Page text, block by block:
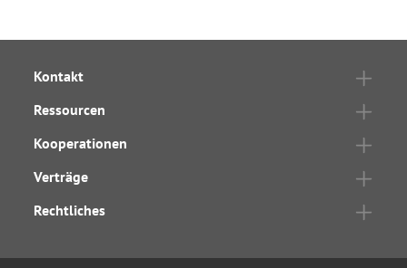
Kontakt
Ressourcen
Kooperationen
Verträge
Rechtliches